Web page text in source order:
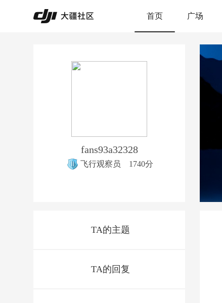
首页 广场
fans93a32328
飞行观察员 1740分
TA的主题
TA的回复